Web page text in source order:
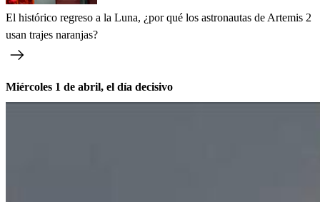
El histórico regreso a la Luna, ¿por qué los astronautas de Artemis 2
usan trajes naranjas?
Miércoles 1 de abril, el día decisivo